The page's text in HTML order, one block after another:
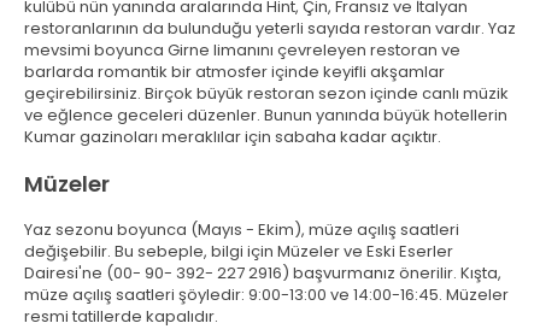
kulübü nün yanında aralarında Hint, Çin, Fransız ve İtalyan
restoranlarının da bulunduğu yeterli sayıda restoran vardır. Yaz
mevsimi boyunca Girne limanını çevreleyen restoran ve
barlarda romantik bir atmosfer içinde keyifli akşamlar
geçirebilirsiniz. Birçok büyük restoran sezon içinde canlı müzik
ve eğlence geceleri düzenler. Bunun yanında büyük hotellerin
Kumar gazinoları meraklılar için sabaha kadar açıktır.
Müzeler
Yaz sezonu boyunca (Mayıs - Ekim), müze açılış saatleri
değişebilir. Bu sebeple, bilgi için Müzeler ve Eski Eserler
Dairesi'ne (00- 90- 392- 227 2916) başvurmanız önerilir. Kışta,
müze açılış saatleri şöyledir: 9:00-13:00 ve 14:00-16:45. Müzeler
resmi tatillerde kapalıdır.